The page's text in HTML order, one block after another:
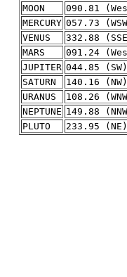
MOON
090.81
MERCURY 057.73
VENUS
332.88
MARS
091.24
JUPITER 044.85 (SW)
SATURN
140.16 (NW)
URANUS
108.26
NEPTUNE 149.88
PLUTO
233.95 (NE)